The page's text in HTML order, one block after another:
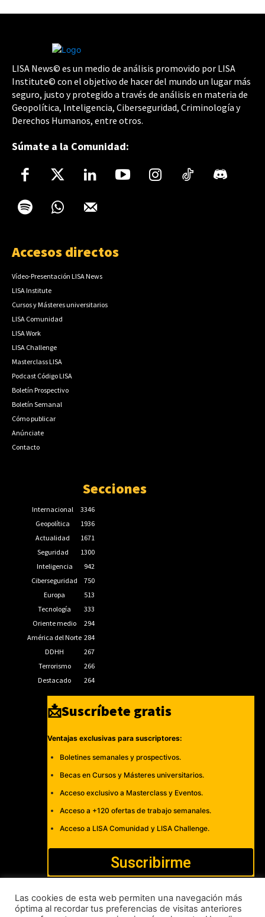
LISA News© es un medio de análisis promovido por LISA
Institute© con el objetivo de hacer del mundo un lugar más
seguro, justo y protegido a través de análisis en materia de
Geopolítica, Inteligencia, Ciberseguridad, Criminología y
Derechos Humanos, entre otros.
Súmate a la Comunidad:
Accesos directos
Vídeo-Presentación LISA News
LISA Institute
Cursos y Másteres universitarios
LISA Comunidad
LISA Work
LISA Challenge
Masterclass LISA
Podcast Código LISA
Boletín Prospectivo
Boletín Semanal
Cómo publicar
Anúnciate
Contacto
Secciones
Internacional
3346
Geopolítica
1936
Actualidad
1671
Seguridad
1300
Inteligencia
942
Ciberseguridad
750
Europa
513
Tecnología
333
Oriente medio
294
América del Norte 284
DDHH
267
Terrorismo
266
Destacado
264
📩Suscríbete gratis
Ventajas exclusivas para suscriptores:
Boletines semanales y prospectivos.
Becas en Cursos y Másteres universitarios.
Acceso exclusivo a Masterclass y Eventos.
Acceso a +120 ofertas de trabajo semanales.
Acceso a LISA Comunidad y LISA Challenge.
Suscribirme
Las cookies de esta web permiten una navegación más
óptima al recordar tus preferencias de visitas anteriores